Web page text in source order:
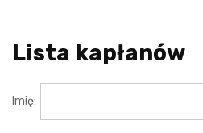
Lista kapłanów
Imię: